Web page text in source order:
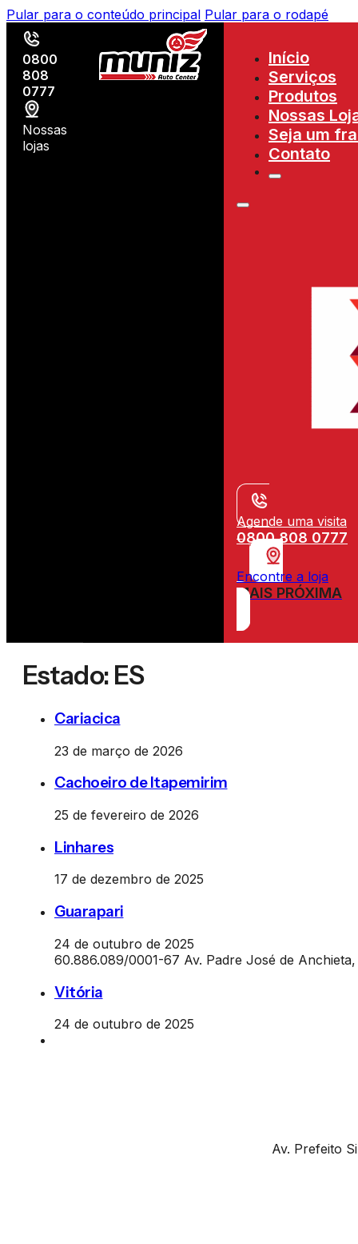
Pular para o conteúdo principal Pular para o rodapé
0800
808
0777
Nossas
lojas
Início
Serviços
Produtos
Nossas
Seja um
Contato
Agende uma visita
0800 808 0777
Encontre a loja
MAIS PRÓXIMA
Estado: ES
Cariacica
23 de março de 2026
Cachoeiro de Itapemirim
25 de fevereiro de 2026
Linhares
17 de dezembro de 2025
Guarapari
24 de outubro de 2025
60.886.089/0001-67 Av. Padre José de
Vitória
24 de outubro de 2025
Av. Prefeito